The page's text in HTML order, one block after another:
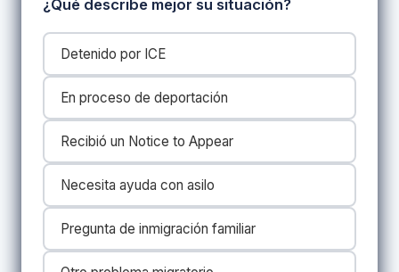
¿Qué describe mejor su situación?
Detenido por ICE
En proceso de deportación
Recibió un Notice to Appear
Necesita ayuda con asilo
Pregunta de inmigración familiar